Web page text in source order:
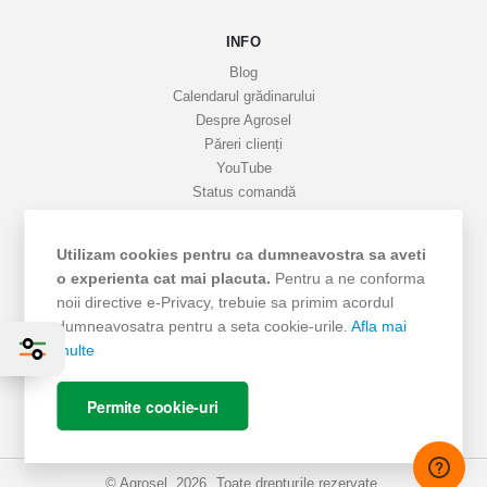
Utilizam cookies pentru ca dumneavostra sa aveti
o experienta cat mai placuta. Pentru a ne conforma
noii directive e-Privacy, trebuie sa primim acordul
dumneavosatra pentru a seta cookie-urile.Afla mai
multe
Permite cookie-uri
INFO
Blog
Calendarul grădinarului
Despre Agrosel
Păreri clienți
YouTube
Status comandă
Livrare
Cum cumpăr
Termeni si Condiții
Protecția datelor
ANPC
© Agrosel, 2026. Toate drepturile rezervate.